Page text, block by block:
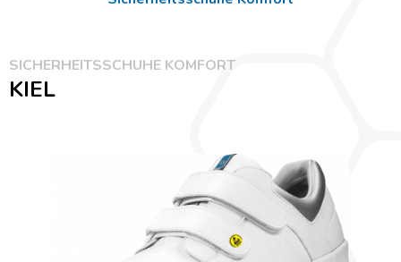
SICHERHEITSSCHUHE KOMFORT
KIEL